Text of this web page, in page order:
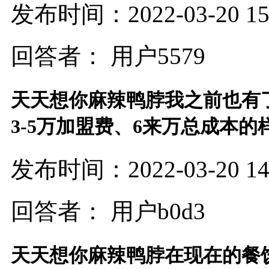
发布时间：2022-03-20
回答者： 用户5579
天天想你麻辣鸭脖我之前也
3-5万加盟费、6来万总成本的
发布时间：2022-03-20
回答者： 用户b0d3
天天想你麻辣鸭脖在现在的